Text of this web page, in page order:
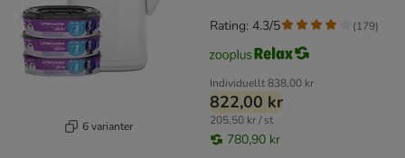
6 varianter
Individuellt838,00 kr
822,00 kr
205,50 kr / st
780,90 kr
Rating: 4.3/5 (179)